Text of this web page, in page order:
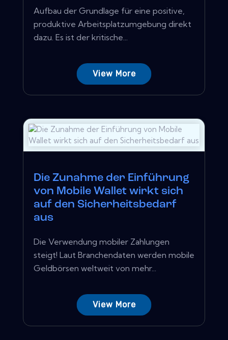
Aufbau der Grundlage für eine positive,
produktive Arbeitsplatzumgebung direkt
dazu. Es ist der kritische...
View More
Die Zunahme der Einführung
von Mobile Wallet wirkt sich
auf den Sicherheitsbedarf
aus
Die Verwendung mobiler Zahlungen
steigt! Laut Branchendaten werden mobile
Geldbörsen weltweit von mehr...
View More